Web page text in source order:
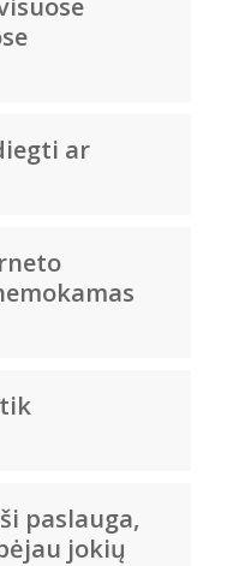
ar
paslauga,
jokių